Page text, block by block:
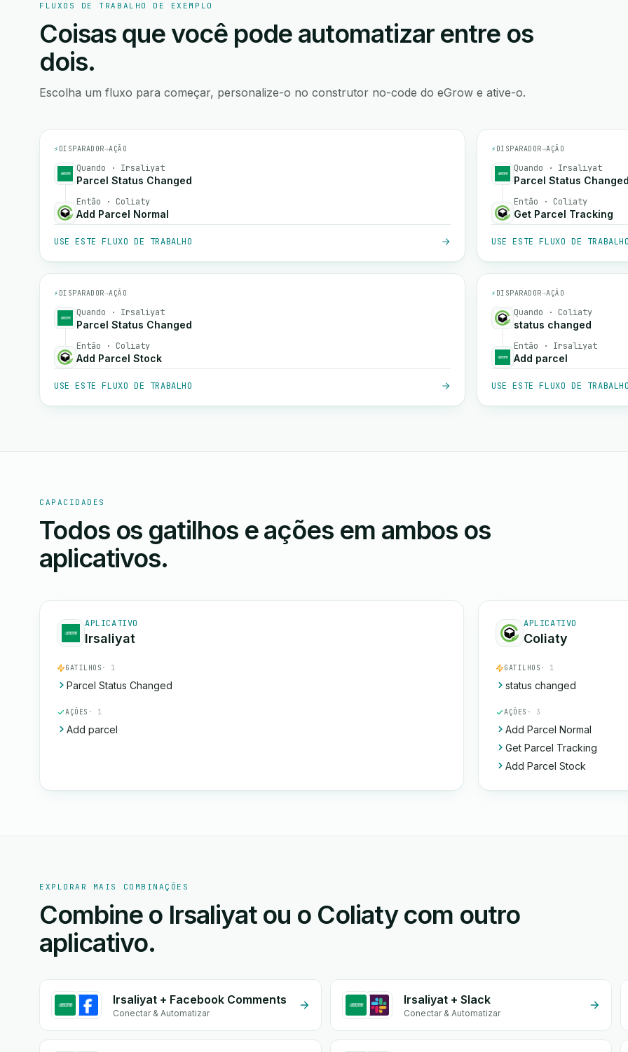
FLUXOS DE TRABALHO DE EXEMPLO
Coisas que você pode automatizar entre os
dois.
Escolha um fluxo para começar, personalize-o no construtor no-code do eGrow e ative-o.
⚡ DISPARADOR→AÇÃO
Quando · Irsaliyat
Parcel Status Changed
Então · Coliaty
Add Parcel Normal
USE ESTE FLUXO DE TRABALHO
⚡ DISPARADOR→AÇÃO
Quando · Irsaliyat
Parcel Status
Então · Coliaty
Get Parcel Tracking
USE ESTE FLUXO DE
⚡ DISPARADOR→AÇÃO
Quando · Irsaliyat
Parcel Status Changed
Então · Coliaty
Add Parcel Stock
USE ESTE FLUXO DE TRABALHO
⚡ DISPARADOR→AÇÃO
Quando · Coliaty
status changed
Então · Irsaliyat
Add parcel
USE ESTE FLUXO DE
CAPACIDADES
Todos os gatilhos e ações em ambos os
aplicativos.
APLICATIVO
Irsaliyat
GATILHOS · 1
Parcel Status Changed
AÇÕES · 1
Add parcel
APLICATIVO
Coliaty
GATILHOS · 1
status changed
AÇÕES · 3
Add Parcel Normal
Get Parcel Tracking
Add Parcel Stock
EXPLORAR MAIS COMBINAÇÕES
Combine o Irsaliyat ou o Coliaty com outro
aplicativo.
Irsaliyat + Facebook Comments
Conectar & Automatizar
Irsaliyat + Slack
Conectar & Automatizar